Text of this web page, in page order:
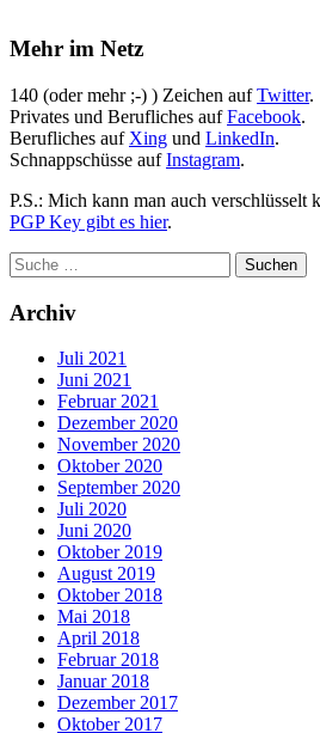
Mehr im Netz
140 (oder mehr ;-) ) Zeichen aufTwitter.
Privates und Berufliches aufFacebook.
Berufliches auf Xing und LinkedIn.
Schnappschüsse aufInstagram.
P.S.: Mich kann man auch verschlüsselt
PGP Key gibt es hier.
Archiv
Juli 2021
Juni 2021
Februar 2021
Dezember 2020
November 2020
Oktober 2020
September 2020
Juli 2020
Juni 2020
Oktober 2019
August 2019
Oktober 2018
Mai 2018
April 2018
Februar 2018
Januar 2018
Dezember 2017
Oktober 2017